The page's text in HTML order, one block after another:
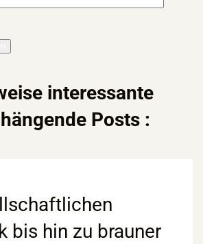
interessante
Posts :
bis hin zu brauner